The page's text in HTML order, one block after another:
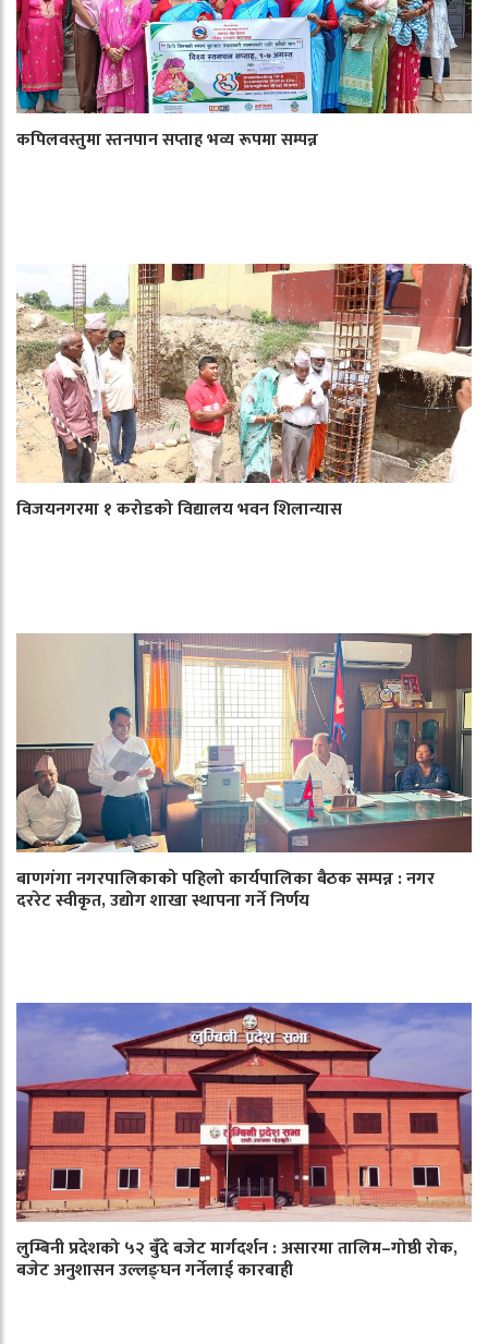
कपिलवस्तुमा स्तनपान सप्ताह भव्य रूपमा सम्पन्न
विजयनगरमा १ करोडको विद्यालय भवन शिलान्यास
बाणगंगा नगरपालिकाको पहिलो कार्यपालिका बैठक सम्पन्न : नगर
दररेट स्वीकृत, उद्योग शाखा स्थापना गर्ने निर्णय
लुम्बिनी प्रदेशको ५२ बुँदे बजेट मार्गदर्शन : असारमा तालिम–गोष्ठी रोक,
बजेट अनुशासन उल्लङ्घन गर्नेलाई कारबाही